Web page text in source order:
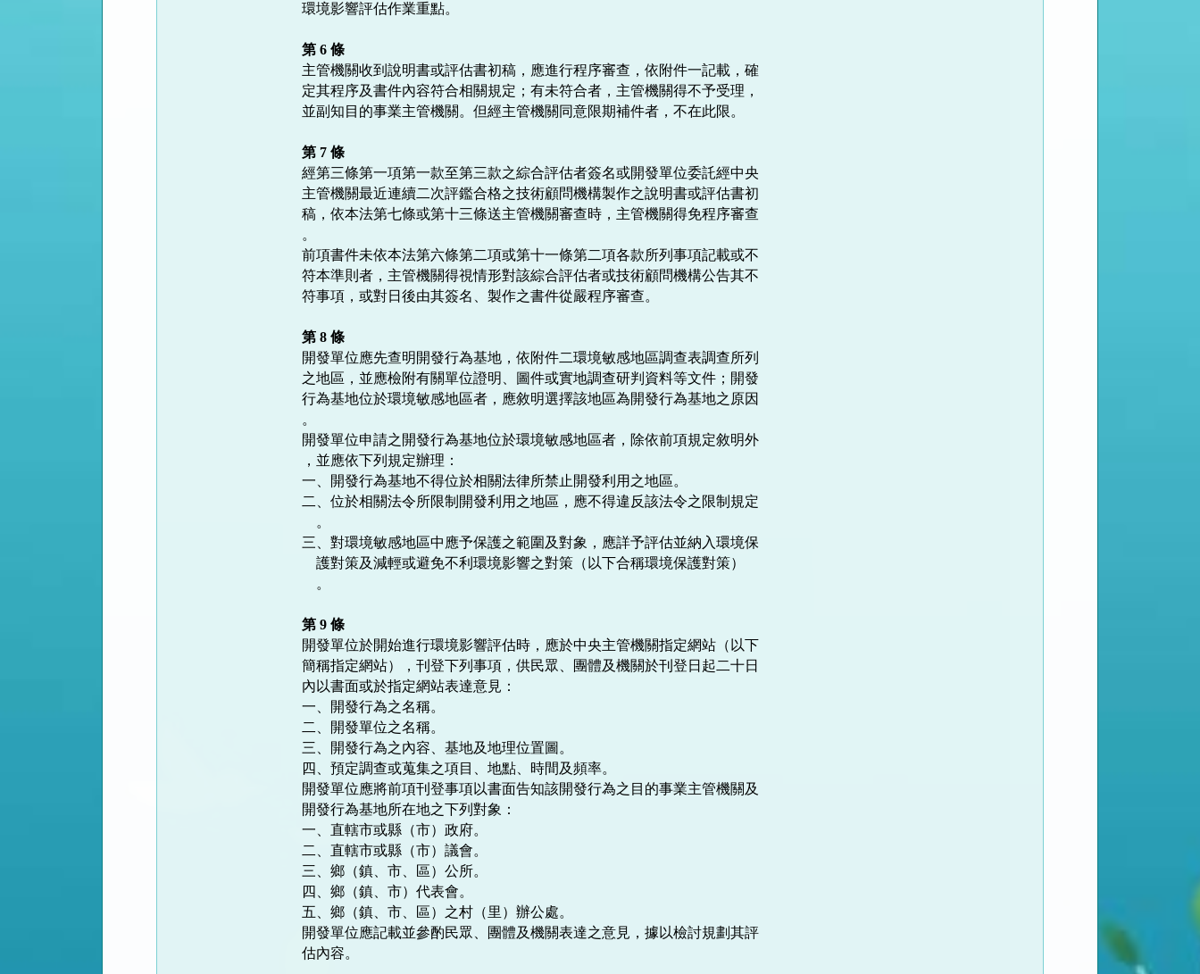
環境影響評估作業重點。
第 6 條
主管機關收到說明書或評估書初稿，應進行程序審查，依附件一記載，確
定其程序及書件內容符合相關規定；有未符合者，主管機關得不予受理，
並副知目的事業主管機關。但經主管機關同意限期補件者，不在此限。
第 7 條
經第三條第一項第一款至第三款之綜合評估者簽名或開發單位委託經中央
主管機關最近連續二次評鑑合格之技術顧問機構製作之說明書或評估書初
稿，依本法第七條或第十三條送主管機關審查時，主管機關得免程序審查
。
前項書件未依本法第六條第二項或第十一條第二項各款所列事項記載或不
符本準則者，主管機關得視情形對該綜合評估者或技術顧問機構公告其不
符事項，或對日後由其簽名、製作之書件從嚴程序審查。
第 8 條
開發單位應先查明開發行為基地，依附件二環境敏感地區調查表調查所列
之地區，並應檢附有關單位證明、圖件或實地調查研判資料等文件；開發
行為基地位於環境敏感地區者，應敘明選擇該地區為開發行為基地之原因
。
開發單位申請之開發行為基地位於環境敏感地區者，除依前項規定敘明外
，並應依下列規定辦理：
一、開發行為基地不得位於相關法律所禁止開發利用之地區。
二、位於相關法令所限制開發利用之地區，應不得違反該法令之限制規定
三、對環境敏感地區中應予保護之範圍及對象，應詳予評估並納入環境保
    護對策及減輕或避免不利環境影響之對策（以下合稱環境保護對策）
第 9 條
開發單位於開始進行環境影響評估時，應於中央主管機關指定網站（以下
簡稱指定網站），刊登下列事項，供民眾、團體及機關於刊登日起二十日
內以書面或於指定網站表達意見：
一、開發行為之名稱。
二、開發單位之名稱。
三、開發行為之內容、基地及地理位置圖。
四、預定調查或蒐集之項目、地點、時間及頻率。
開發單位應將前項刊登事項以書面告知該開發行為之目的事業主管機關及
開發行為基地所在地之下列對象：
一、直轄市或縣（市）政府。
二、直轄市或縣（市）議會。
三、鄉（鎮、市、區）公所。
四、鄉（鎮、市）代表會。
五、鄉（鎮、市、區）之村（里）辦公處。
開發單位應記載並參酌民眾、團體及機關表達之意見，據以檢討規劃其評
估內容。